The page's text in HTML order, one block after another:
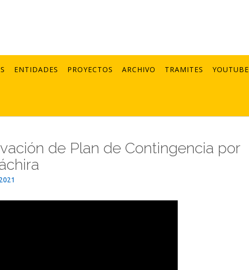
ENTIDADES PROYECTOS ARCHIVO TRAMITES YOUTUBE
de Plan de Contingencia por